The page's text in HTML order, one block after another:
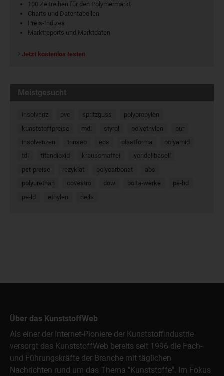
100 Zeitreihen für den Polymermarkt
Charts und Datentabellen
Preis-Indizes
Marktreports und Marktdaten
Jetzt kostenlos testen
Meistgesucht
insolvenz pvc spritzguss
polypropylen
kunststoffpreise
mdi styrol polyethylen
pur
insolvenzen
trinseo eps plastforma
polyamid
tdi
titandioxid kraussmaffei
lyondellbasell
pet-preise
rezyklat polycarbonat
abs
polyurethan
covestro dow bolta-werke
pe-hd
pe-ld
ethylen hella
Über das KunststoffWeb
Als einer der Internet-Pioniere der Kunststoffindustrie
versorgt das KunststoffWeb bereits seit 1996 die Fach-
und Führungskräfte der Branche mit täglichen
Nachrichten rund um das Thema "Kunststoffe". Im Fokus